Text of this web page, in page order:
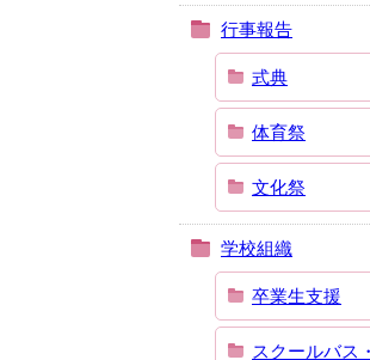
行事報告
式典
体育祭
文化祭
学校組織
卒業生支援
スクールバス